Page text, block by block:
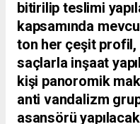
bitirilip teslimi
kapsamında
ton her çeşit
saçlarla inşaat
kişi panoromik
anti vandalizm
asansörü